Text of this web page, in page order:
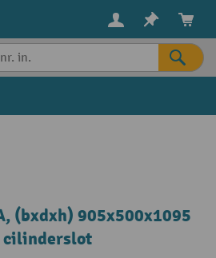
(bxdxh) 905x500x1095
cilinderslot